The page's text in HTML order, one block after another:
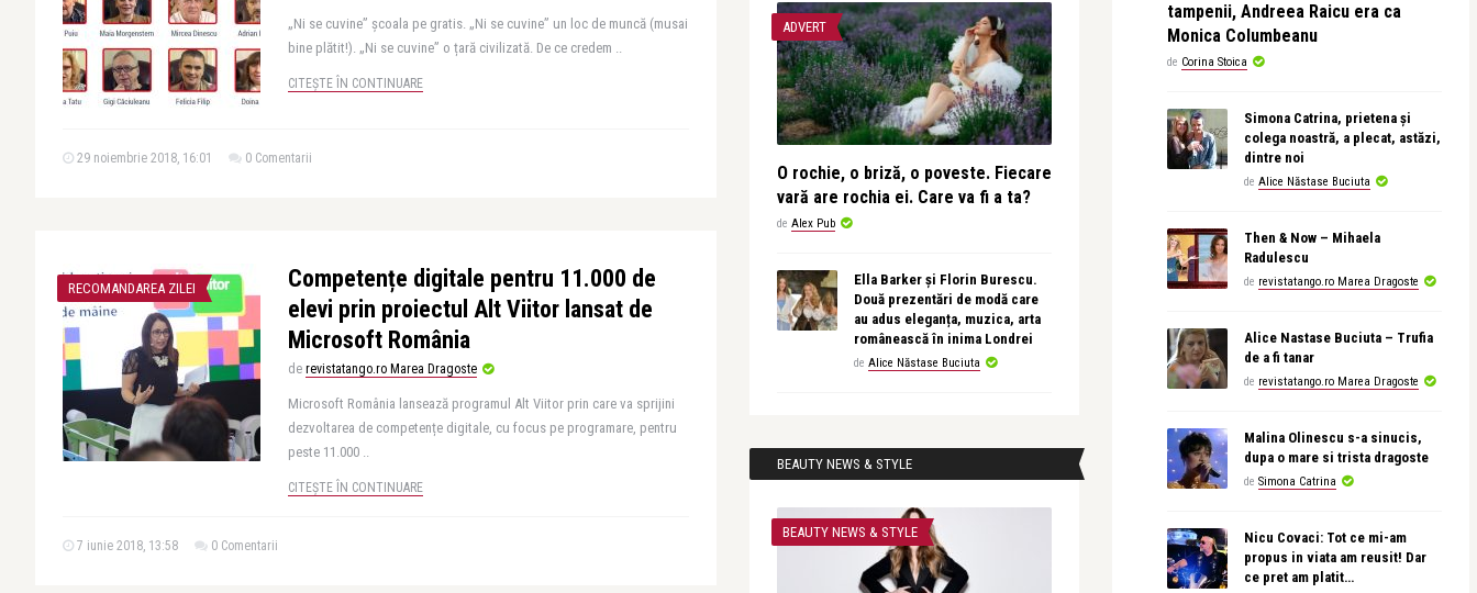
„Ni se cuvine” școala pe gratis. „Ni se cuvine” un loc de muncă (musai
bine plătit!). „Ni se cuvine” o țară civilizată. De ce credem ..
CITEȘTE ÎN CONTINUARE
29 noiembrie 2018, 16:01 0 Comentarii
RECOMANDAREA ZILEI
Competențe digitale pentru 11.000 de
elevi prin proiectul Alt Viitor lansat de
Microsoft România
de revistatango.ro Marea Dragoste
Microsoft România lansează programul Alt Viitor prin care va sprijini
dezvoltarea de competențe digitale, cu focus pe programare, pentru
peste 11.000 ..
CITEȘTE ÎN CONTINUARE
7 iunie 2018, 13:58 0 Comentarii
ADVERT
O rochie, o briză, o poveste. Fiecare
vară are rochia ei. Care va fi a ta?
de Alex Pub
Ella Barker și Florin Burescu.
Două prezentări de modă care
au adus eleganța, muzica, arta
românească în inima Londrei
de Alice Năstase Buciuta
BEAUTY NEWS & STYLE
BEAUTY NEWS & STYLE
tampenii, Andreea Raicu era ca
Monica Columbeanu
de Corina Stoica
Simona Catrina, prietena și
colega noastră, a plecat, astăzi,
dintre noi
de Alice Năstase Buciuta
Then & Now – Mihaela
Radulescu
de revistatango.ro Marea Dragoste
Alice Nastase Buciuta – Trufia
de a fi tanar
de revistatango.ro Marea Dragoste
Malina Olinescu s-a sinucis,
dupa o mare si trista dragoste
de Simona Catrina
Nicu Covaci: Tot ce mi-am
propus in viata am reusit! Dar
ce pret am platit…